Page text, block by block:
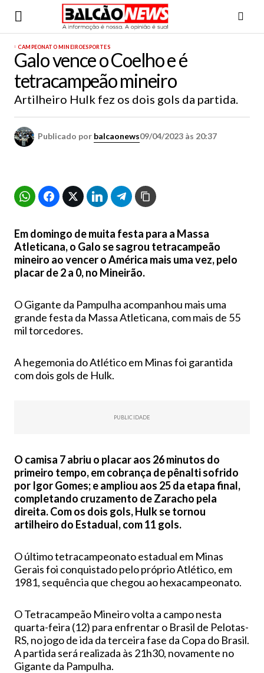
CAMPEONATO MINEIROESPORTES
Galo vence o Coelho e é
tetracampeão mineiro
Artilheiro Hulk fez os dois gols da partida.
Publicado por balcaonews09/04/2023 às 20:37
Em domingo de muita festa para a Massa
Atleticana, o Galo se sagrou tetracampeão
mineiro ao vencer o América mais uma vez, pelo
placar de 2 a 0, no Mineirão.
O Gigante da Pampulha acompanhou mais uma
grande festa da Massa Atleticana, com mais de 55
mil torcedores.
A hegemonia do Atlético em Minas foi garantida
com dois gols de Hulk.
PUBLICIDADE
O camisa 7 abriu o placar aos 26 minutos do
primeiro tempo, em cobrança de pênalti sofrido
por Igor Gomes; e ampliou aos 25 da etapa final,
completando cruzamento de Zaracho pela
direita. Com os dois gols, Hulk se tornou
artilheiro do Estadual, com 11 gols.
O último tetracampeonato estadual em Minas
Gerais foi conquistado pelo próprio Atlético, em
1981, sequência que chegou ao hexacampeonato.
O Tetracampeão Mineiro volta a campo nesta
quarta-feira (12) para enfrentar o Brasil de Pelotas-
RS, no jogo de ida da terceira fase da Copa do Brasil.
A partida será realizada às 21h30, novamente no
Gigante da Pampulha.